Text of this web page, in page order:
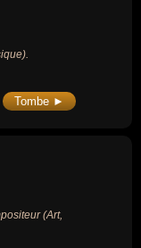
Tombe ►
(Art,